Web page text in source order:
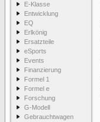
E-Klasse
Entwicklung
EQ
Erlkönig
Ersatzteile
eSports
Events
Finanzierung
Formel 1
Formel e
Forschung
G-Modell
Gebrauchtwagen